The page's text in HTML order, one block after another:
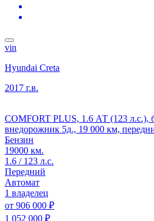
vin
Hyundai Creta
2017 г.в.
COMFORT PLUS, 1.6 АТ (123 л.с.),
внедорожник 5д., 19 000 км,
Бензин
19000 км.
1.6 / 123 л.с.
Передний
Автомат
1 владелец
от 906 000 ₽
1 052 000 ₽